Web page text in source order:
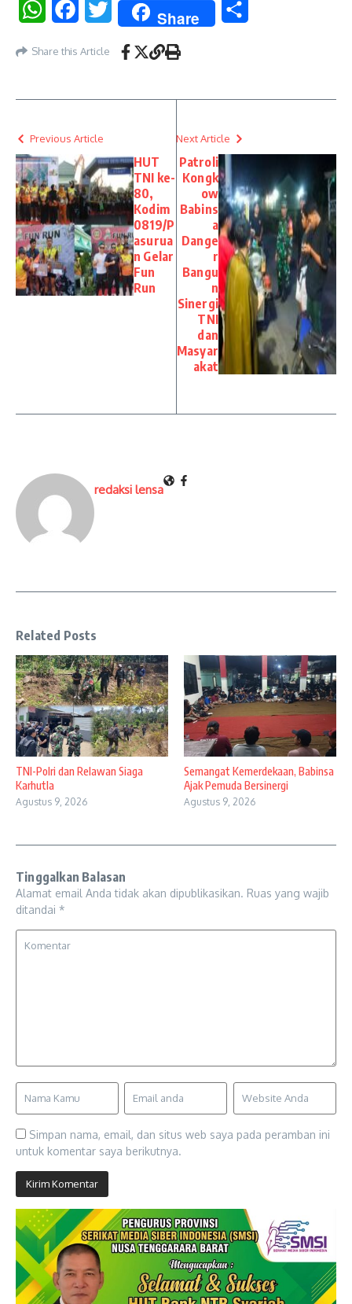
WhatsAppFacebookTwitter Share
Share this Article
Previous Article
HUT
TNI ke-
80,
Kodim
0819/P
asurua
n Gelar
Fun
Run
Next Article
Patroli
Kongk
ow
Babins
a
Dange
r
Bangu
n
Sinergi
TNI
dan
Masyar
akat
redaksi lensa
Related Posts
TNI-Polri dan Relawan Siaga
Karhutla
Agustus 9, 2026
Semangat Kemerdekaan, Babinsa
Ajak Pemuda Bersinergi
Agustus 9, 2026
Tinggalkan Balasan
Alamat email Anda tidak akan dipublikasikan. Ruas yang wajib
ditandai *
Simpan nama, email, dan situs web saya pada peramban ini
untuk komentar saya berikutnya.